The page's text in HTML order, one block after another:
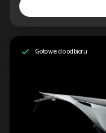
Gotowe do odbioru